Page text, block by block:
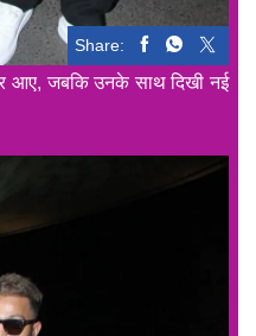
Share:
आए, जबकि उनके साथ दिखी नई